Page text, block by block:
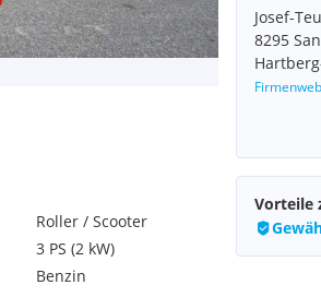
Josef-
8295
Roller / Scooter
3 PS (2 kW)
Benzin
Vorteile